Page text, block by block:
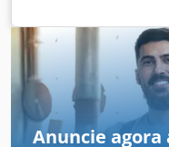
,
(Escavadora
N211 Fabricante do
Horas de operação:
Dsdpjzripcofx Aixokr
Largura para
2,89 m Cor: Amarelo -
nivelamento - Câmara
Anuncie agora